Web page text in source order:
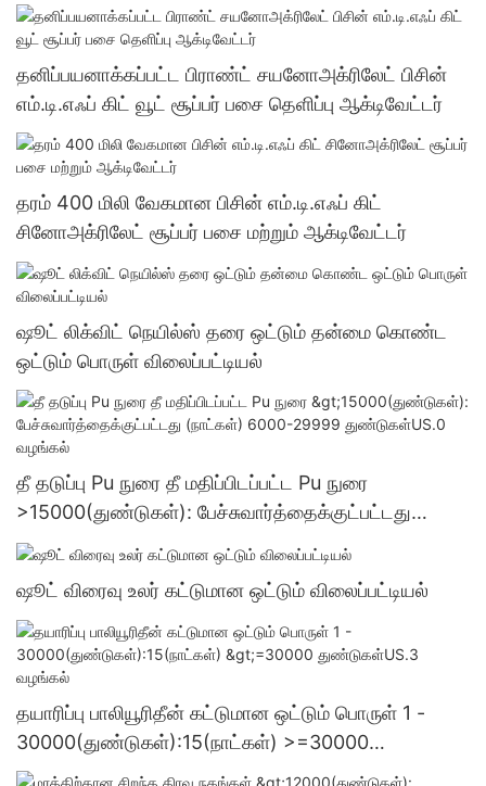
தனிப்பயனாக்கப்பட்ட பிராண்ட் சயனோஅக்ரிலேட் பிசின்
எம்.டி.எஃப் கிட் வூட் சூப்பர் பசை தெளிப்பு ஆக்டிவேட்டர்
தரம் 400 மிலி வேகமான பிசின் எம்.டி.எஃப் கிட்
சினோஅக்ரிலேட் சூப்பர் பசை மற்றும் ஆக்டிவேட்டர்
ஷூட் லிக்விட் நெயில்ஸ் தரை ஒட்டும் தன்மை கொண்ட
ஒட்டும் பொருள் விலைப்பட்டியல்
தீ தடுப்பு Pu நுரை தீ மதிப்பிடப்பட்ட Pu நுரை
>15000(துண்டுகள்): பேச்சுவார்த்தைக்குட்பட்டது
(நாட்கள்) 6000-29999 துண்டுகள்US.0 வழங்கல்
ஷூட் விரைவு உலர் கட்டுமான ஒட்டும் விலைப்பட்டியல்
தயாரிப்பு பாலியூரிதீன் கட்டுமான ஒட்டும் பொருள் 1 -
30000(துண்டுகள்):15(நாட்கள்) >=30000
துண்டுகள்US.3 வழங்கல்